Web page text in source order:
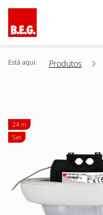
Está aqui: Produtos
24 m
Set